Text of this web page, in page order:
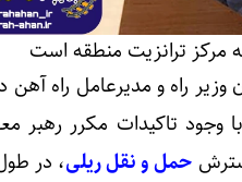
مرکز ترانزیت منطقه است
راه و مدیرعامل راه
وجود تاکیدات مکرر رهبر
حمل و نقل ریلی، در